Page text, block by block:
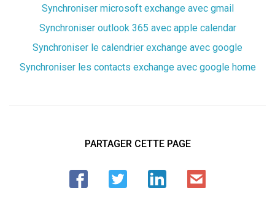
Synchroniser microsoft exchange avec gmail
Synchroniser outlook 365 avec apple calendar
Synchroniser le calendrier exchange avec google
Synchroniser les contacts exchange avec google home
PARTAGER CETTE PAGE